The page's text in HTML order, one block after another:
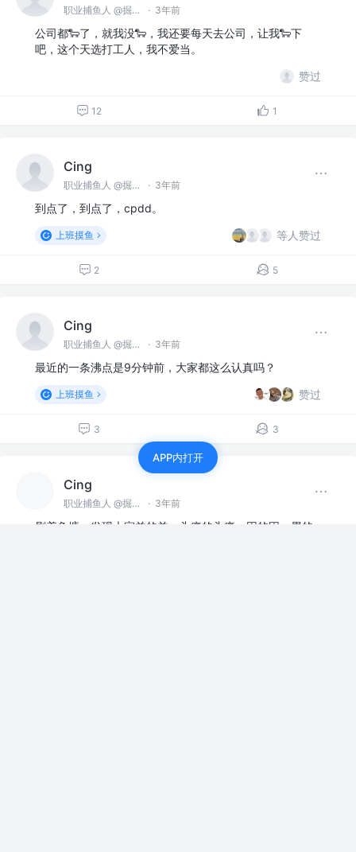
职业捕鱼人 @掘金海产 · 3年前
公司都🐑了，就我没🐑，我还要每天去公司，让我🐑下
吧，这个天选打工人，我不爱当。
赞过
12 1
Cing
职业捕鱼人 @掘金海产 · 3年前
到点了，到点了，cpdd。
上班摸鱼 等人赞过
2 5
Cing
职业捕鱼人 @掘金海产 · 3年前
最近的一条沸点是9分钟前，大家都这么认真吗？
上班摸鱼 赞过
3 3
Cing
职业捕鱼人 @掘金海产 · 3年前
刷着鱼塘，发现大家羊的羊，头痛的头痛，困的困，累的
APP内打开